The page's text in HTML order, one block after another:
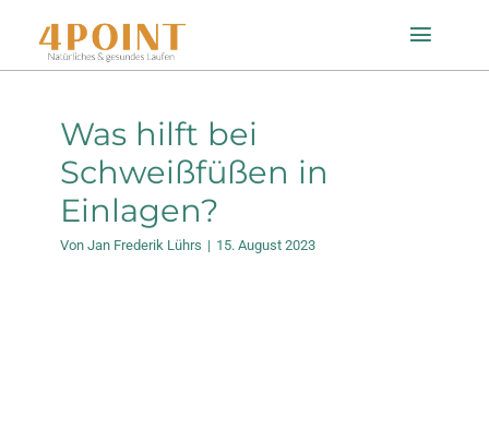
Inhalt
Toggle
Startseite
Einlagenfinder
Was hilft bei
Schweißfüßen in
Einlagen?
Von Jan Frederik Lührs | 15. August 2023